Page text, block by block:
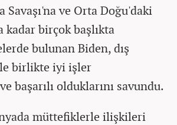
Savaşı'na ve Orta Doğu'daki
kadar birçok başlıkta
bulunan Biden, dış
birlikte iyi işler
başarılı olduklarını savundu.
müttefiklerle ilişkileri